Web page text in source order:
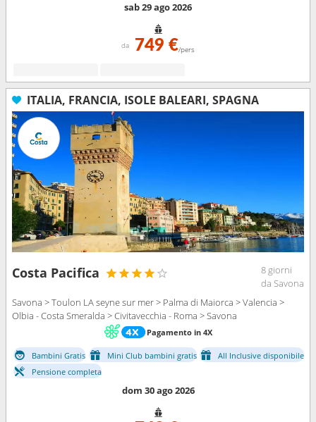
sab 29 ago 2026
da 749 €/pers
ITALIA, FRANCIA, ISOLE BALEARI, SPAGNA
Costa Pacifica
8 giorni
da Savona
Savona > Toulon LA seyne sur mer > Palma di Maiorca > Valencia >
Olbia - Costa Smeralda > Civitavecchia - Roma > Savona
Pagamento in 4X
Bambini Gratis Mini Club bambini gratis
All Inclusive disponibile
Pensione completa
dom 30 ago 2026